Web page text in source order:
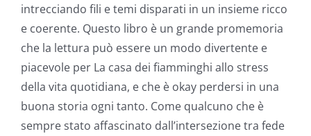
intrecciando fili e temi disparati in un insieme ricco
e coerente. Questo libro è un grande promemoria
che la lettura può essere un modo divertente e
piacevole per La casa dei fiamminghi allo stress
della vita quotidiana, e che è okay perdersi in una
buona storia ogni tanto. Come qualcuno che è
sempre stato affascinato dall’intersezione tra fede
Online
Casino
Games
and
Slots